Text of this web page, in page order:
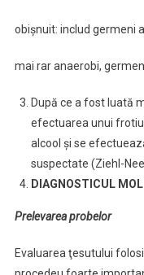
obişnuit: includ germeni
mai rar anaerobi,
După ce a fost luată
efectuarea unui
alcool şi se
suspectate (Ziehl-
DIAGNOSTICUL
Prelevarea probelor
Evaluarea ţesutului